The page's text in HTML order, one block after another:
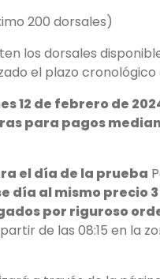
200 dorsales)
los dorsales
el plazo
12 de febrero de
para pagos
el día de la prueba
día al mismo precio
por riguroso
de las 08:15 en la